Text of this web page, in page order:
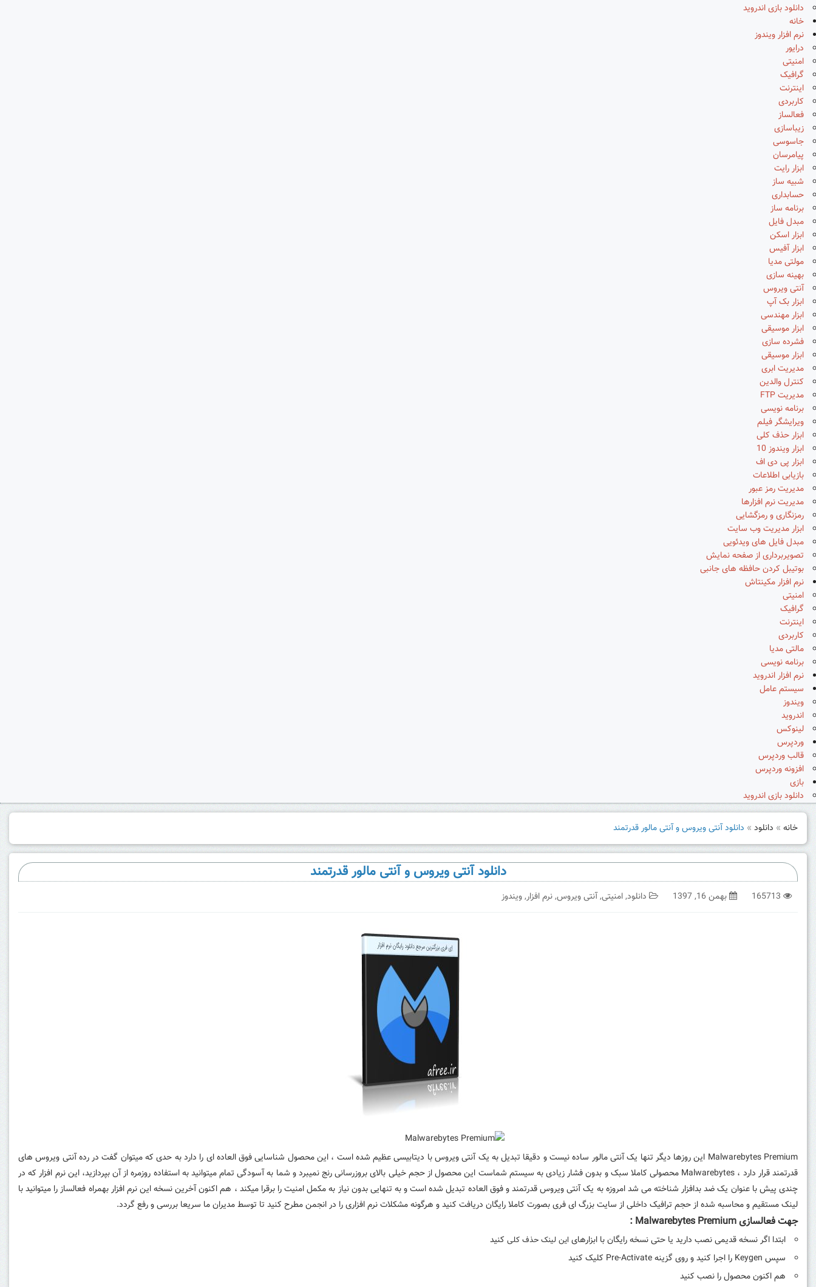
دانلود بازی اندروید
خانه
نرم افزار ویندوز
درایور
امنیتی
گرافیک
اینترنت
کاربردی
فعالساز
زیباسازی
جاسوسی
پیامرسان
ابزار رایت
شبیه ساز
حسابداری
برنامه ساز
مبدل فایل
ابزار اسکن
ابزار آفیس
مولتی مدیا
بهینه سازی
آنتی ویروس
ابزار بک آپ
ابزار مهندسی
ابزار موسیقی
فشرده سازی
ابزار موسیقی
مدیریت ابری
کنترل والدین
مدیریت FTP
برنامه نویسی
ویرایشگر فیلم
ابزار حذف کلی
ابزار ویندوز 10
ابزار پی دی اف
بازیابی اطلاعات
مدیریت رمز عبور
مدیریت نرم افزارها
رمزنگاری و رمزگشایی
ابزار مدیریت وب سایت
مبدل فایل های ویدئویی
تصویربرداری از صفحه نمایش
بوتیبل کردن حافظه های جانبی
نرم افزار مکینتاش
امنیتی
گرافیک
اینترنت
کاربردی
مالتی مدیا
برنامه نویسی
نرم افزار اندروید
سیستم عامل
ویندوز
اندروید
لینوکس
وردپرس
قالب وردپرس
افزونه وردپرس
بازی
دانلود بازی اندروید
خانه » دانلود » دانلود آنتی ویروس و آنتی مالور قدرتمند
دانلود آنتی ویروس و آنتی مالور قدرتمند
165713 بهمن 16, 1397 دانلود,امنیتی,آنتی ویروس,نرم افزار,ویندوز
Malwarebytes Premium این روزها دیگر تنها یک آنتی مالور ساده نیست و دقیقا تبدیل به یک آنتی ویروس با دیتابیسی عظیم شده است ، این محصول شناسایی فوق العاده ای را دارد به حدی که میتوان گفت در رده آنتی ویروس های
قدرتمند قرار دارد ، Malwarebytes محصولی کاملا سبک و بدون فشار زیادی به سیستم شماست این محصول از حجم خیلی بالای بروزرسانی رنج نمیبرد و شما به آسودگی تمام میتوانید به استفاده روزمره از آن بپردازید، این نرم افزار که در
چندی پیش با عنوان یک ضد بدافزار شناخته می شد امروزه به یک آنتی ویروس قدرتمند و فوق العاده تبدیل شده است و به تنهایی بدون نیاز به مکمل امنیت را برقرا میکند ، هم اکنون آخرین نسخه این نرم افزار بهمراه فعالساز را میتوانید با
لینک مستقیم و محاسبه شده از حجم ترافیک داخلی از سایت بزرگ ای فری بصورت کاملا رایگان دریافت کنید و هرگونه مشکلات نرم افزاری را در انجمن مطرح کنید تا توسط مدیران ما سریعا بررسی و رفع گردد.
جهت فعالسازی Malwarebytes Premium :
ابتدا اگر نسخه قدیمی نصب دارید یا حتی نسخه رایگان با ابزارهای این لینک حذف کلی کنید
سپس Keygen را اجرا کنید و روی گزینه
هم اکنون محصول را نصب کنید